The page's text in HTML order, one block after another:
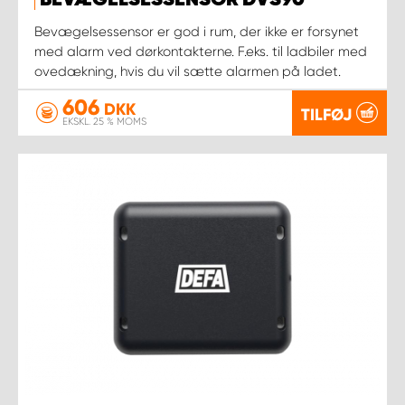
Bevægelsessensor er god i rum, der ikke er forsynet
med alarm ved dørkontakterne. F.eks. til ladbiler med
ovedækning, hvis du vil sætte alarmen på ladet.
606 DKK
EKSKL. 25 % MOMS TILFØJ